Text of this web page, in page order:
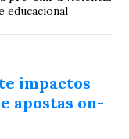
educacional
impactos
apostas on-